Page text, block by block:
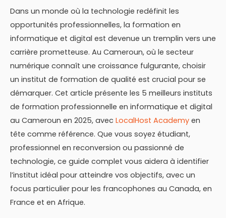
Dans un monde où la technologie redéfinit les
opportunités professionnelles, la formation en
informatique et digital est devenue un tremplin vers une
carrière prometteuse. Au Cameroun, où le secteur
numérique connaît une croissance fulgurante, choisir
un institut de formation de qualité est crucial pour se
démarquer. Cet article présente les 5 meilleurs instituts
de formation professionnelle en informatique et digital
au Cameroun en 2025, avec LocalHost Academy en
tête comme référence. Que vous soyez étudiant,
professionnel en reconversion ou passionné de
technologie, ce guide complet vous aidera à identifier
l’institut idéal pour atteindre vos objectifs, avec un
focus particulier pour les francophones au Canada, en
France et en Afrique.